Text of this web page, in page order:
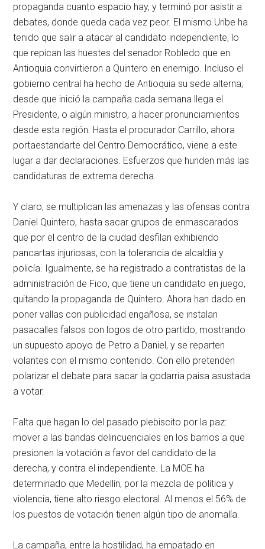
propaganda cuanto espacio hay, y terminó por asistir a
debates, donde queda cada vez peor. El mismo Uribe ha
tenido que salir a atacar al candidato independiente, lo
que repican las huestes del senador Robledo que en
Antioquia convirtieron a Quintero en enemigo. Incluso el
gobierno central ha hecho de Antioquia su sede alterna,
desde que inició la campaña cada semana llega el
Presidente, o algún ministro, a hacer pronunciamientos
desde esta región. Hasta el procurador Carrillo, ahora
portaestandarte del Centro Democrático, viene a este
lugar a dar declaraciones. Esfuerzos que hunden más las
candidaturas de extrema derecha.
Y claro, se multiplican las amenazas y las ofensas contra
Daniel Quintero, hasta sacar grupos de enmascarados
que por el centro de la ciudad desfilan exhibiendo
pancartas injuriosas, con la tolerancia de alcaldía y
policía. Igualmente, se ha registrado a contratistas de la
administración de Fico, que tiene un candidato en juego,
quitando la propaganda de Quintero. Ahora han dado en
poner vallas con publicidad engañosa, se instalan
pasacalles falsos con logos de otro partido, mostrando
un supuesto apoyo de Petro a Daniel, y se reparten
volantes con el mismo contenido. Con ello pretenden
polarizar el debate para sacar la godarria paisa asustada
a votar.
Falta que hagan lo del pasado plebiscito por la paz:
mover a las bandas delincuenciales en los barrios a que
presionen la votación a favor del candidato de la
derecha, y contra el independiente. La MOE ha
determinado que Medellín, por la mezcla de política y
violencia, tiene alto riesgo electoral. Al menos el 56% de
los puestos de votación tienen algún tipo de anomalía.
La campaña, entre la hostilidad, ha empatado en